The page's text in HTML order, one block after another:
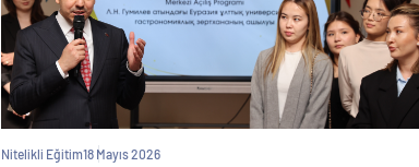
Nitelikli Eğitim18 Mayıs 2026